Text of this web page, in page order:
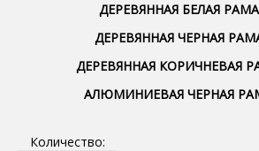
ДЕРЕВЯННАЯ БЕЛАЯ РАМА
ДЕРЕВЯННАЯ ЧЕРНАЯ
ДЕРЕВЯННАЯ КОРИЧНЕВАЯ
АЛЮМИНИЕВАЯ ЧЕРНАЯ
Количество: